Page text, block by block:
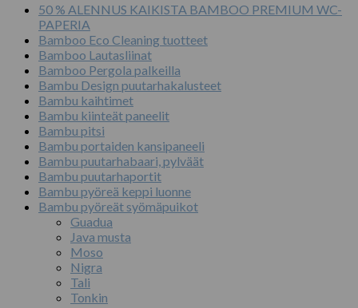
50 % ALENNUS KAIKISTA BAMBOO PREMIUM WC-
PAPERIA
Bamboo Eco Cleaning tuotteet
Bamboo Lautasliinat
Bamboo Pergola palkeilla
Bambu Design puutarhakalusteet
Bambu kaihtimet
Bambu kiinteät paneelit
Bambu pitsi
Bambu portaiden kansipaneeli
Bambu puutarhabaari, pylväät
Bambu puutarhaportit
Bambu pyöreä keppi luonne
Bambu pyöreät syömäpuikot
Guadua
Java musta
Moso
Nigra
Tali
Tonkin